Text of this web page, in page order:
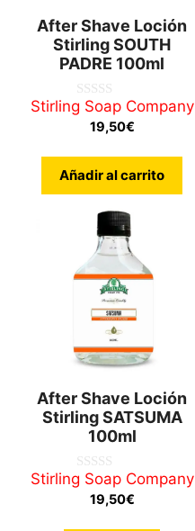
After Shave Loción
Stirling SOUTH
PADRE 100ml
0
Stirling Soap Company
19,50€
Añadir al carrito
After Shave Loción
Stirling SATSUMA
100ml
0
Stirling Soap Company
19,50€